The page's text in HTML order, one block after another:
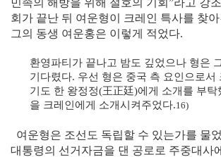
민족의 해방을 위해 절호의 기회”라고 강
회가 끝난 뒤 여운형이 크레인 특사를 찾
그의 동생 여운홍은 이렇게 적었다.
환영파티가 끝나고 밤도 깊었으나 형은
기다렸다. 우선 형은 중국 측 요인으로서
기도 한 왕정정(王正廷)에게 소개를 부탁
을 크레인에게 소개시켜주었다.16)
여운형은 조선도 독립할 수 있는가를 물
대통령의 선거자금을 댄 공로로 주중대사